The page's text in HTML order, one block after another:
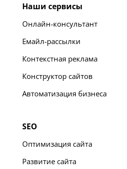
Наши сервисы
Онлайн-консультант
Емайл-рассылки
Контекстная реклама
Конструктор сайтов
Автоматизация бизнеса
SEO
Оптимизация сайта
Развитие сайта